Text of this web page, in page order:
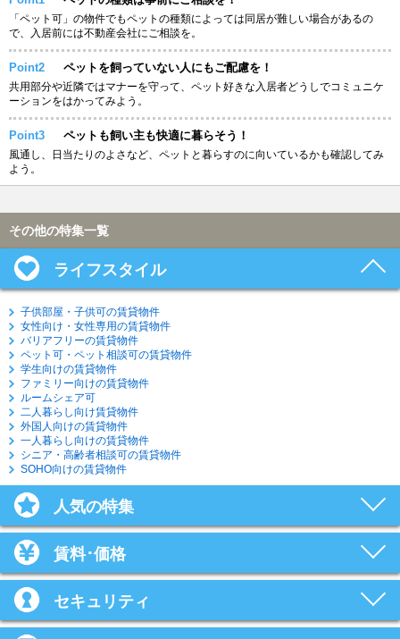
「ペット可」の物件でもペットの種類によっては同居が難しい場合があるの
で、入居前には不動産会社にご相談を。
Point2 ペットを飼っていない人にもご配慮を！
共用部分や近隣ではマナーを守って、ペット好きな入居者どうしでコミュニケ
ーションをはかってみよう。
Point3 ペットも飼い主も快適に暮らそう！
風通し、日当たりのよさなど、ペットと暮らすのに向いているかも確認してみ
よう。
その他の特集一覧
ライフスタイル
子供部屋・子供可の賃貸物件
女性向け・女性専用の賃貸物件
バリアフリーの賃貸物件
ペット可・ペット相談可の賃貸物件
学生向けの賃貸物件
ファミリー向けの賃貸物件
ルームシェア可
二人暮らし向け賃貸物件
外国人向けの賃貸物件
一人暮らし向けの賃貸物件
シニア・高齢者相談可の賃貸物件
SOHO向けの賃貸物件
人気の特集
賃料･価格
セキュリティ